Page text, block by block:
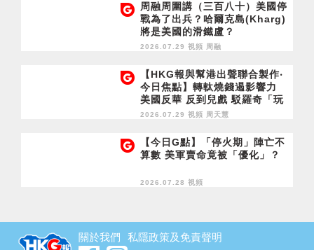
周融周圍講（三百八十）美國停
戰為了出兵？哈爾克島(Kharg)
將是美國的滑鐵盧？
2026.07.29 視頻 周融
【HKG報與幫港出聲聯合製作‧
今日焦點】轉軚燒錢遏影響力
美國反華 反到兒戲 駁羅奇「玩
完論」 香港唔靠中國 唔通靠美
2026.07.29 視頻 周天慧
【今日G點】「停火期」陣亡不
算數 美軍賣命竟被「優化」？
2026.07.28 視頻
關於我們 私隱政策及免責聲明